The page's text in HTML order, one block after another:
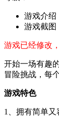
游戏介绍
游戏截图
游戏已经修改
开始一场有趣
冒险挑战，每
游戏特色
1、拥有简单